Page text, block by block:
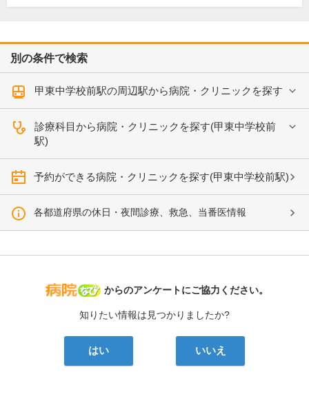
別の条件で検索
甲東中学校前駅の周辺駅から病院・クリニックを探す
診療科目から病院・クリニックを探す(甲東中学校前
駅)
予約ができる病院・クリニックを探す(甲東中学校前駅)
各都道府県の休日・夜間診療、救急、当番医情報
病院なび
からのアンケートにご協力ください。
知りたい情報は見つかりましたか?
はい いいえ